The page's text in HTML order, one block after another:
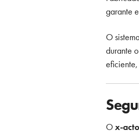
garante
O
durante
Ox-